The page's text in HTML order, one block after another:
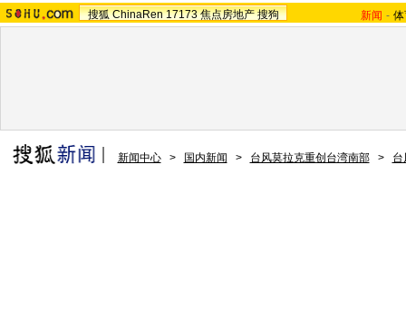
搜狐 ChinaRen 17173 焦点房地产 搜狗 新闻 -
新闻中心 > 国内新闻 > 台风莫拉克重创台湾南部 > 台